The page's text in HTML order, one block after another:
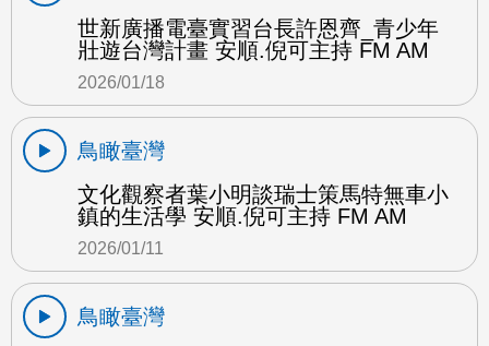
世新廣播電臺實習台長許恩齊_青少年
壯遊台灣計畫 安順.倪可主持 FM AM
2026/01/18
鳥瞰臺灣
文化觀察者葉小明談瑞士策馬特無車小
鎮的生活學 安順.倪可主持 FM AM
2026/01/11
鳥瞰臺灣